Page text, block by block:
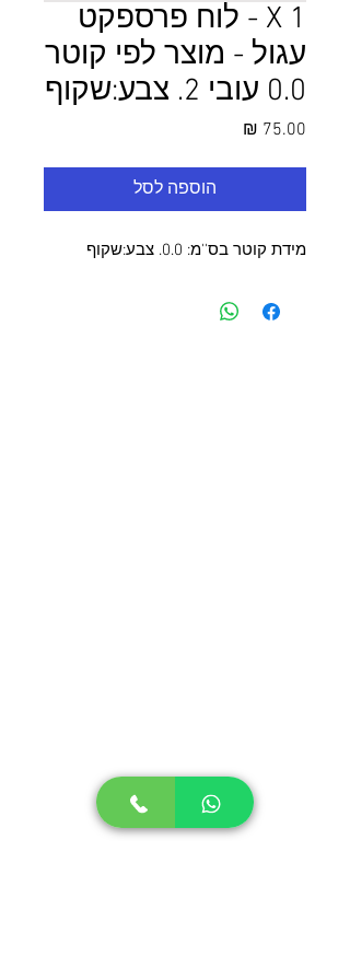
1 X - לוח פרספקט
עגול - מוצר לפי קוטר
0.0 עובי 2. צבע:שקוף
הוספה לסל
מידת קוטר בס''מ: 0.0. צבע:שקוף